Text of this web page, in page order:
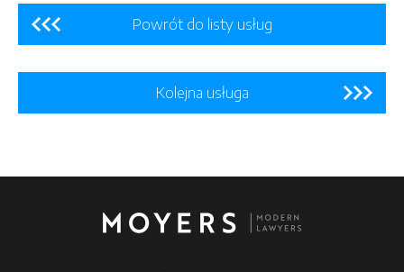
Powrót do listy usług
Kolejna usługa